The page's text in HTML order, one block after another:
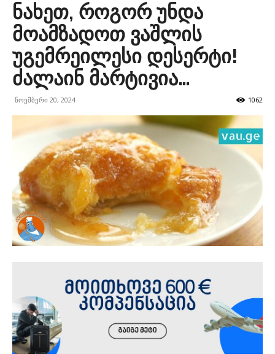
ნახეთ, როგორ უნდა
მოამზადოთ ვაშლის
უგემრეილესი დესერტი!
ძალაინ მარტივია…
ნოემბერი 20, 2024 1062